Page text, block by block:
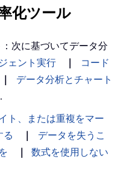
化ツール
：次に基づいてデータ分
ェント実行 ｜
コード
｜
データ分析とチャート
ト、または重複をマー
る ｜
データを失うこ
｜
数式を使用しない